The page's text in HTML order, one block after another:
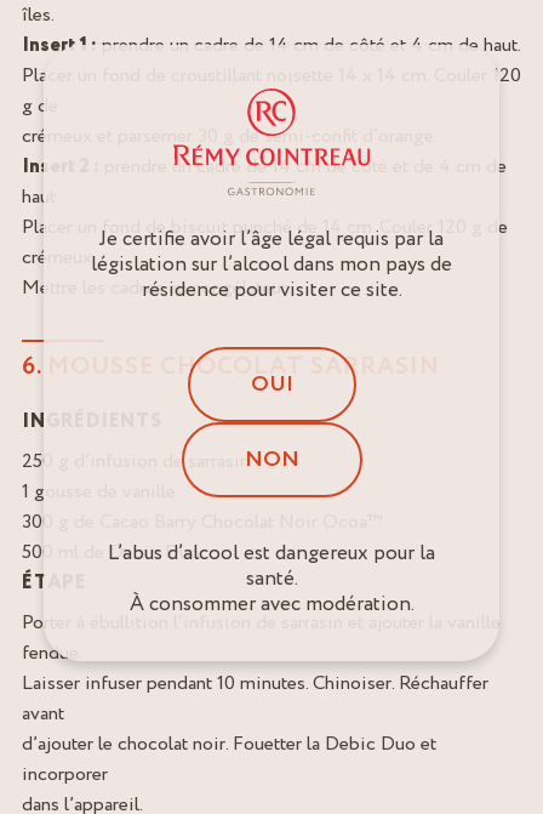
îles.
Insert 1 : prendre un cadre de 14 cm de côté et 4 cm de haut.
Placer un fond de croustillant noisette 14 x 14 cm. Couler 120
g de
crémeux et parsemer 30 g de semi-confit d’orange.
Insert 2 :
prendre un cadre de 14 cm de côté et de 4 cm de
haut.
Placer un fond de biscuit punché de 14 cm. Couler 120 g de
crémeux.
Mettre les cadres au congélateur.
6. MOUSSE CHOCOLAT SARRASIN
INGRÉDIENTS
250 g d’infusion de sarrasin
1 gousse de vanille
300 g de Cacao Barry Chocolat Noir Ocoa™
500 ml de Debic Duo
ÉTAPE
Porter à ébullition l’infusion de sarrasin et ajouter la vanille
fendue.
Laisser infuser pendant 10 minutes. Chinoiser. Réchauffer
avant
d’ajouter le chocolat noir. Fouetter la Debic Duo et
incorporer
dans l’appareil.
Je certifie avoir l’âge légal requis par la
législation sur l’alcool dans mon pays de
résidence pour visiter ce site.
OUI
NON
L’abus d’alcool est dangereux pour la
santé.
À consommer avec modération.